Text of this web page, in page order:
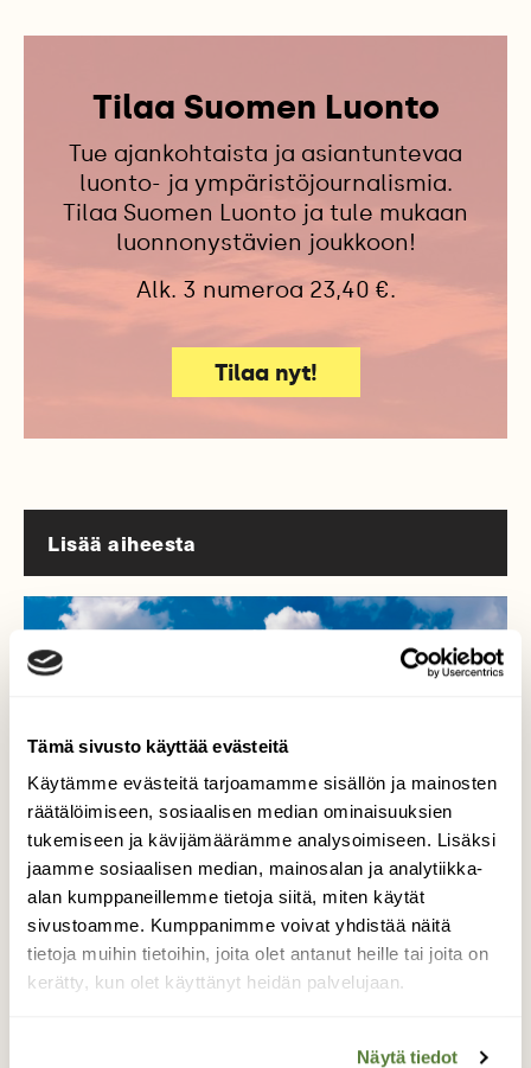
Tämä sivusto käyttää evästeitä
Käytämme evästeitä tarjoamamme sisällön ja mainosten
räätälöimiseen, sosiaalisen median ominaisuuksien
tukemiseen ja kävijämäärämme analysoimiseen. Lisäksi
jaamme sosiaalisen median, mainosalan ja analytiikka-
alan kumppaneillemme tietoja siitä, miten käytät
sivustoamme. Kumppanimme voivat yhdistää näitä
tietoja muihin tietoihin, joita olet antanut heille tai joita on
kerätty, kun olet käyttänyt heidän palvelujaan.
Näytä tiedot
Tilaa Suomen Luonto
Tue ajankohtaista ja asiantuntevaa
luonto- ja ympäristöjournalismia.
Tilaa Suomen Luonto ja tule mukaan
luonnonystävien joukkoon!
Alk. 3 numeroa 23,40 €.
Tilaa nyt!
Lisää aiheesta
UUTISET
Tiede nyt: Painolastivedet avainasemassa